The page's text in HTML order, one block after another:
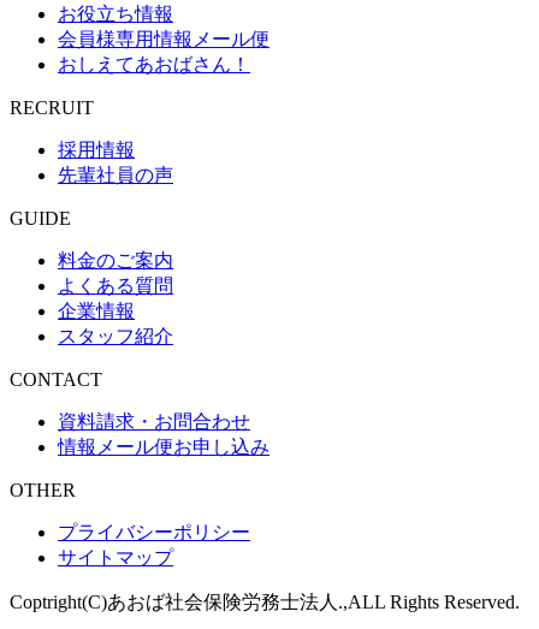
お役立ち情報
会員様専用情報メール便
おしえてあおばさん！
RECRUIT
採用情報
先輩社員の声
GUIDE
料金のご案内
よくある質問
企業情報
スタッフ紹介
CONTACT
資料請求・お問合わせ
情報メール便お申し込み
OTHER
プライバシーポリシー
サイトマップ
Coptright(C)あおば社会保険労務士法人.,ALL Rights Reserved.